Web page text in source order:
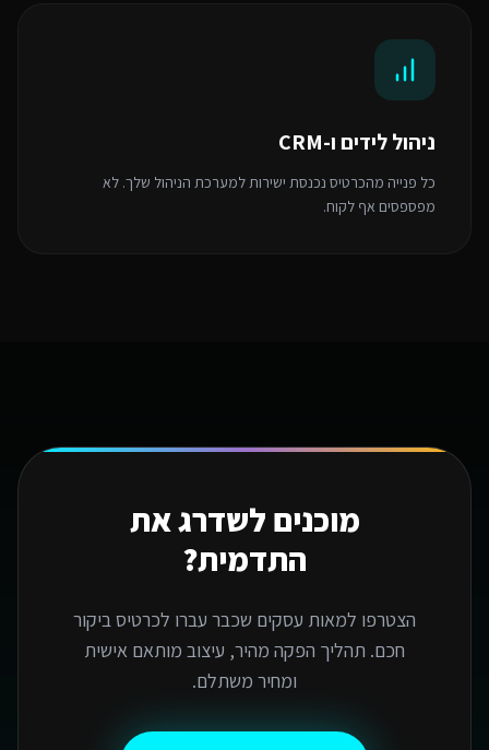
ניהול לידים ו-CRM
כל פנייה מהכרטיס נכנסת ישירות למערכת הניהול שלך. לא
מפספסים אף לקוח.
מוכנים לשדרג את
התדמית?
הצטרפו למאות עסקים שכבר עברו לכרטיס ביקור
חכם. תהליך הפקה מהיר, עיצוב מותאם אישית
ומחיר משתלם.